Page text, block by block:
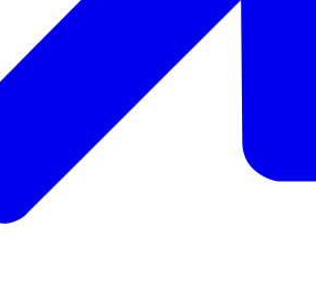
en op het mbo heb ik Nederlands
in mijn klassen. Ik ben zelf een
zwerfboekenkast geïntroduceerd op
Lammie: zeker Daan: heel goed,
beleidsadviseur bij de Nederlandse